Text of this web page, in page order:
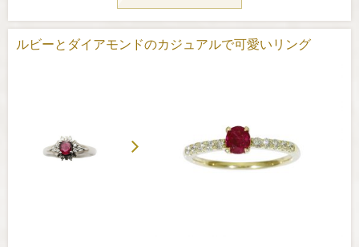
ルビーとダイアモンドのカジュアルで可愛いリング